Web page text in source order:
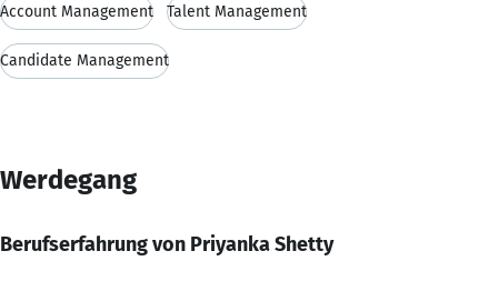
Account Management Talent Management
Candidate Management
Werdegang
Berufserfahrung von Priyanka Shetty